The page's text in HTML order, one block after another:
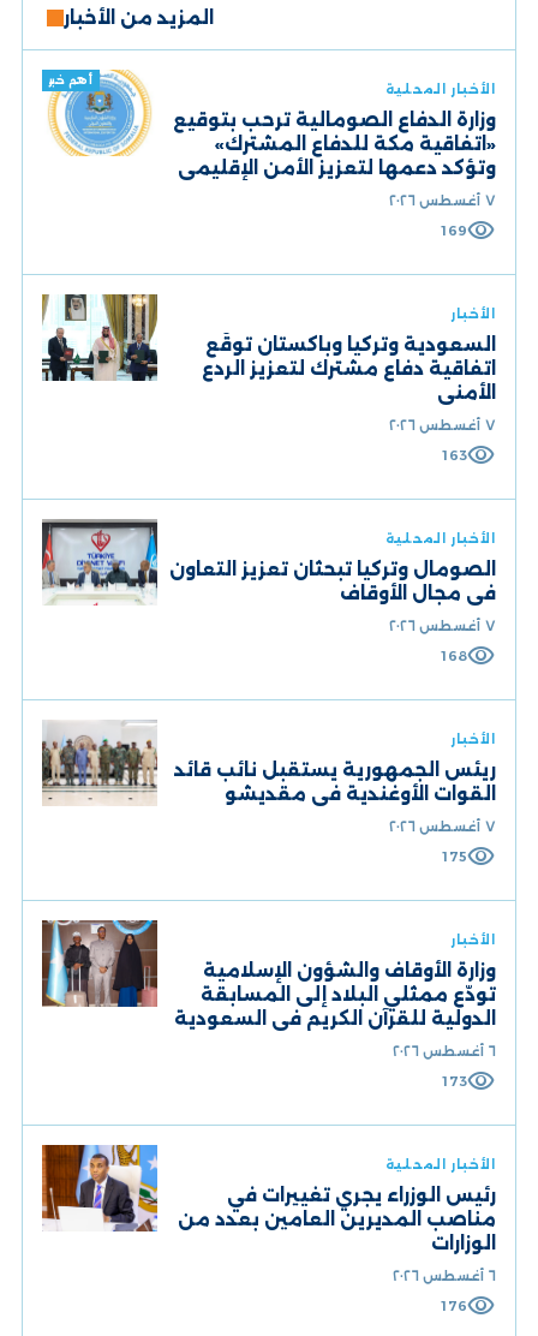
المزيد من الأخبار
أهم خبر
الأخبار المحلية
وزارة الدفاع الصومالية ترحب بتوقيع
«اتفاقية مكة للدفاع المشترك»
وتؤكد دعمها لتعزيز الأمن الإقليمي
٧ أغسطس ٢٠٢٦
visibility
169
الأخبار
السعودية وتركيا وباكستان توقّع
اتفاقية دفاع مشترك لتعزيز الردع
الأمني
٧ أغسطس ٢٠٢٦
visibility
163
الأخبار المحلية
الصومال وتركيا تبحثان تعزيز التعاون
في مجال الأوقاف
٧ أغسطس ٢٠٢٦
visibility
168
الأخبار
ريئس الجمهورية يستقبل نائب قائد
القوات الأوغندية في مقديشو
٧ أغسطس ٢٠٢٦
visibility
175
الأخبار
وزارة الأوقاف والشؤون الإسلامية
تودّع ممثلي البلاد إلى المسابقة
الدولية للقرآن الكريم في السعودية
٦ أغسطس ٢٠٢٦
visibility
173
الأخبار المحلية
رئيس الوزراء يجري تغييرات في
مناصب المديرين العامين بعدد من
الوزارات
٦ أغسطس ٢٠٢٦
visibility
176